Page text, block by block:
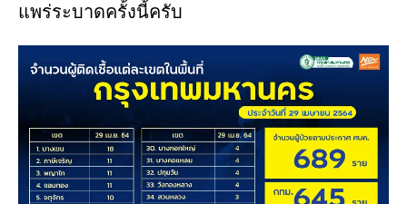
แพร่ระบาดครั้งนี้ครับ